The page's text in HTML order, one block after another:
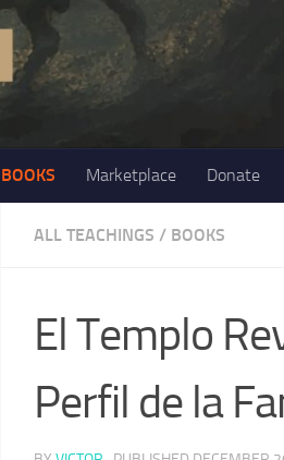
BOOKS Marketplace Donate
ALL TEACHINGS / BOOKS
El Templo
Perfil de la